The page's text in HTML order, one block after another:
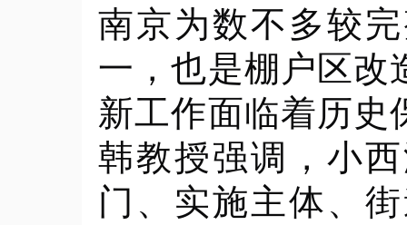
南京为数不多较
一，也是棚户区改
新工作面临着历史
韩教授强调，小
门、实施主体、